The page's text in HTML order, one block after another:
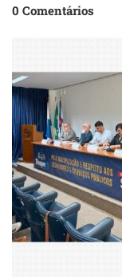
0 Comentários